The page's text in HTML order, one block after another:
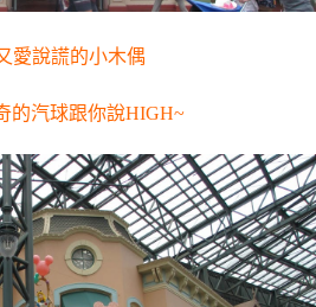
愛說謊的小木偶
的汽球跟你說HIGH~